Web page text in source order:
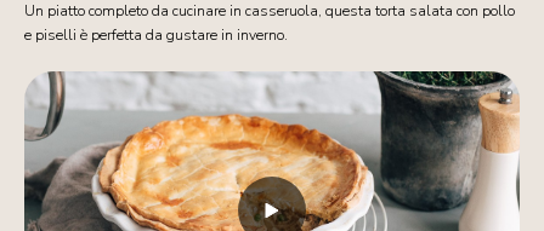
Un piatto completo da cucinare in casseruola, questa torta salata con pollo
e piselli è perfetta da gustare in inverno.